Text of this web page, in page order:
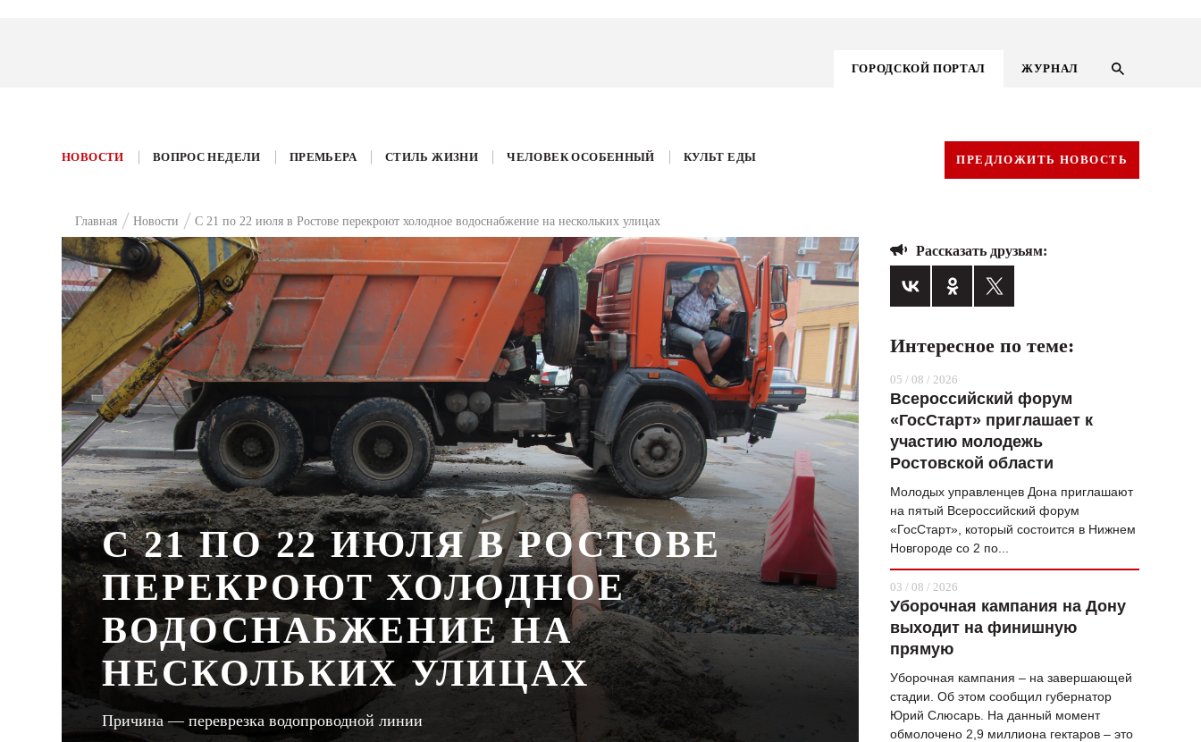
ГОРОДСКОЙ ПОРТАЛ ЖУРНАЛ
ГОРОДСКОЙ ПОРТАЛ
ВОПРОС НЕДЕЛИ
ТАМ И ТУТ
СТИЛЬ ЖИЗНИ
КУЛЬТ ЕДЫ
ЖУРНАЛ
НОВОСТИ ВОПРОС НЕДЕЛИ ПРЕМЬЕРА СТИЛЬ ЖИЗНИ ЧЕЛОВЕК ОСОБЕННЫЙ КУЛЬТ ЕДЫ ПРЕДЛОЖИТЬ НОВОСТЬ
Главная Новости С 21 по 22 июля в Ростове перекроют холодное водоснабжение на нескольких улицах
С 21 ПО 22 ИЮЛЯ В РОСТОВЕ
ПЕРЕКРОЮТ ХОЛОДНОЕ
ВОДОСНАБЖЕНИЕ НА
НЕСКОЛЬКИХ УЛИЦАХ
Причина — переврезка водопроводной линии
Рассказать друзьям:
Интересное по теме:
05 / 08 / 2026
Всероссийский форум
«ГосСтарт» приглашает к
участию молодежь
Ростовской области
Молодых управленцев Дона приглашают
на пятый Всероссийский форум
«ГосСтарт», который состоится в Нижнем
Новгороде со 2 по...
03 / 08 / 2026
Уборочная кампания на Дону
выходит на финишную
прямую
Уборочная кампания – на завершающей
стадии. Об этом сообщил губернатор
Юрий Слюсарь. На данный момент
обмолочено 2,9 миллиона гектаров – это